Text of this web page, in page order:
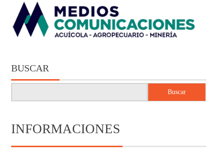
BUSCAR
Buscar
INFORMACIONES